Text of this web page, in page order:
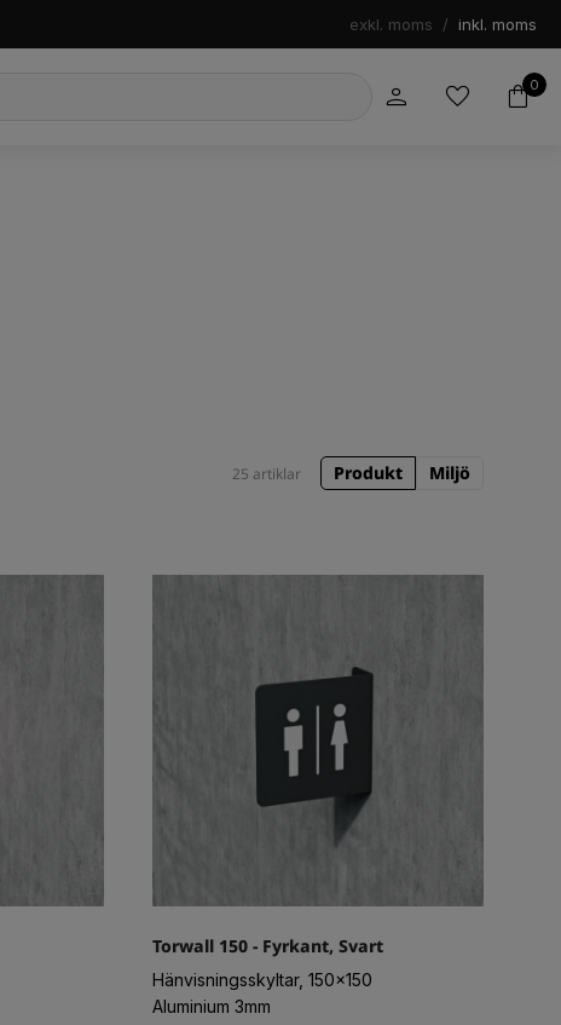
exkl. moms / inkl. moms
0
25 artiklar Produkt Miljö
Torwall 150 - Fyrkant, Svart
Hänvisningsskyltar, 150x150
Aluminium 3mm